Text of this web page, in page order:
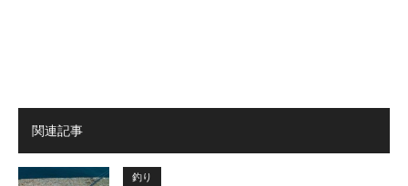
関連記事
釣り